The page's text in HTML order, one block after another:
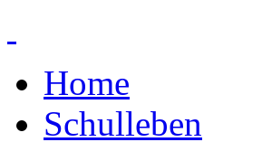
Home
Schulleben